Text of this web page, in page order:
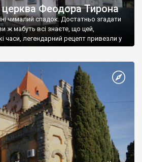
церква Феодора Тирона
чималий спадок. Достатньо згадати
ж мабуть всі знаєте, що цей,
часи, легендарний рецепт привезли у